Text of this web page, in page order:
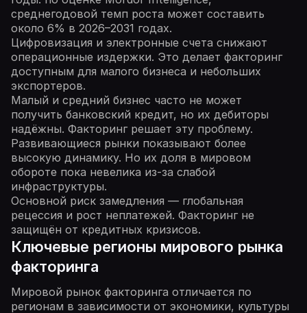
среднегодовой темп роста может составить
около 6% в 2026–2031 годах.
Цифровизация и электронные счета снижают
операционные издержки. Это делает факторинг
доступным для малого бизнеса и небольших
экспортеров.
Малый и средний бизнес часто не может
получить банковский кредит, но их дебиторы
надёжны. Факторинг решает эту проблему.
Развивающиеся рынки показывают более
высокую динамику. Но их доля в мировом
обороте пока невелика из-за слабой
инфраструктуры.
Основной риск замедления — глобальная
рецессия и рост неплатежей. Факторинг не
защищён от кредитных кризисов.
Ключевые регионы мирового рынка
факторинга
Мировой рынок факторинга отличается по
регионам в зависимости от экономики, культуры